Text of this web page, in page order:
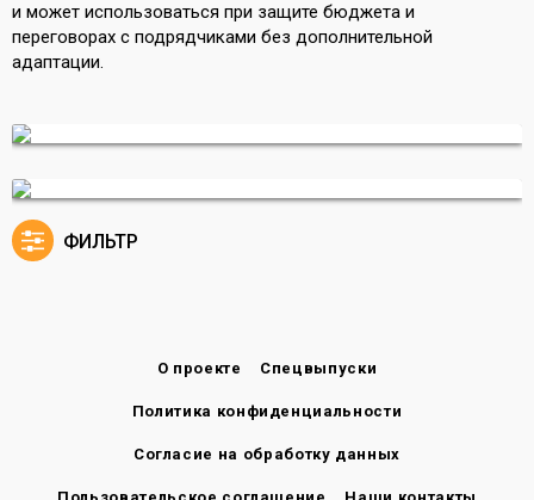
и может использоваться при защите бюджета и
переговорах с подрядчиками без дополнительной
адаптации.
ФИЛЬТР
О проекте Спецвыпуски
Политика конфиденциальности
Согласие на обработку данных